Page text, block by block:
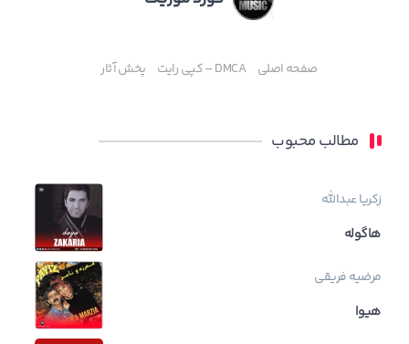
صفحه اصلی DMCA – کپی رایت پخش آثار
مطالب محبوب
زکریا عبدالله
هاگوله
مرضیه فریقی
هیوا